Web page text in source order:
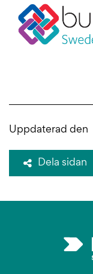
Uppdaterad den
Dela sidan